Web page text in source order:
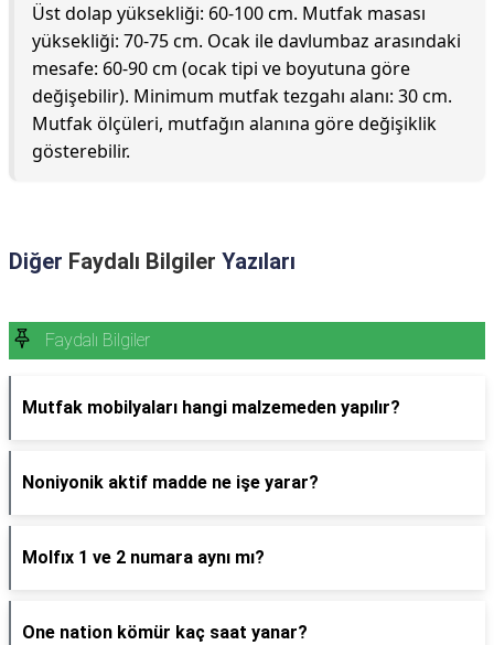
Üst dolap yüksekliği: 60-100 cm. Mutfak masası
yüksekliği: 70-75 cm. Ocak ile davlumbaz arasındaki
mesafe: 60-90 cm (ocak tipi ve boyutuna göre
değişebilir). Minimum mutfak tezgahı alanı: 30 cm.
Mutfak ölçüleri, mutfağın alanına göre değişiklik
gösterebilir.
Diğer Faydalı Bilgiler Yazıları
Faydalı Bilgiler
Mutfak mobilyaları hangi malzemeden yapılır?
Noniyonik aktif madde ne işe yarar?
Molfıx 1 ve 2 numara aynı mı?
One nation kömür kaç saat yanar?